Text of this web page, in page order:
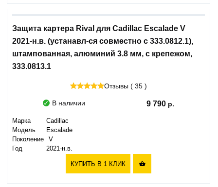
Защита картера Rival для Cadillac Escalade V
2021-н.в. (устанавл-ся совместно с 333.0812.1),
штампованная, алюминий 3.8 мм, с крепежом,
333.0813.1
Отзывы ( 35 )
В наличии 9 790
Марка
Cadillac
Модель
Escalade
Поколение
V
Год
2021-н.в.
КУПИТЬ В 1 КЛИК 